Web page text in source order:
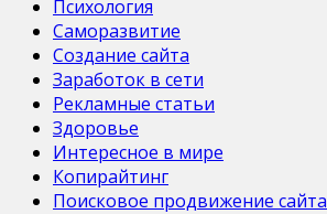
Психология
Саморазвитие
Создание сайта
Заработок в сети
Рекламные статьи
Здоровье
Интересное в мире
Копирайтинг
Поисковое продвижение сайта